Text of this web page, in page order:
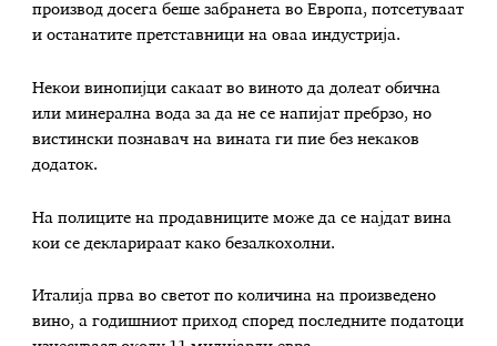
производ досега беше забранета во Европа, потсетуваат
и останатите претставници на оваа индустрија.
Некои винопијци сакаат во виното да долеат обична
или минерална вода за да не се напијат пребрзо, но
вистински познавач на вината ги пие без некаков
додаток.
На полиците на продавниците може да се најдат вина
кои се декларираат како безалкохолни.
Италија прва во светот по количина на произведено
вино, а годишниот приход според последните податоци